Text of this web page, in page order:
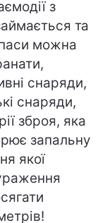
з
та
можна
снаряди,
снаряди,
зброя, яка
запальну
якої